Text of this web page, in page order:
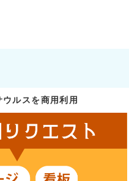
ルスを商用利用